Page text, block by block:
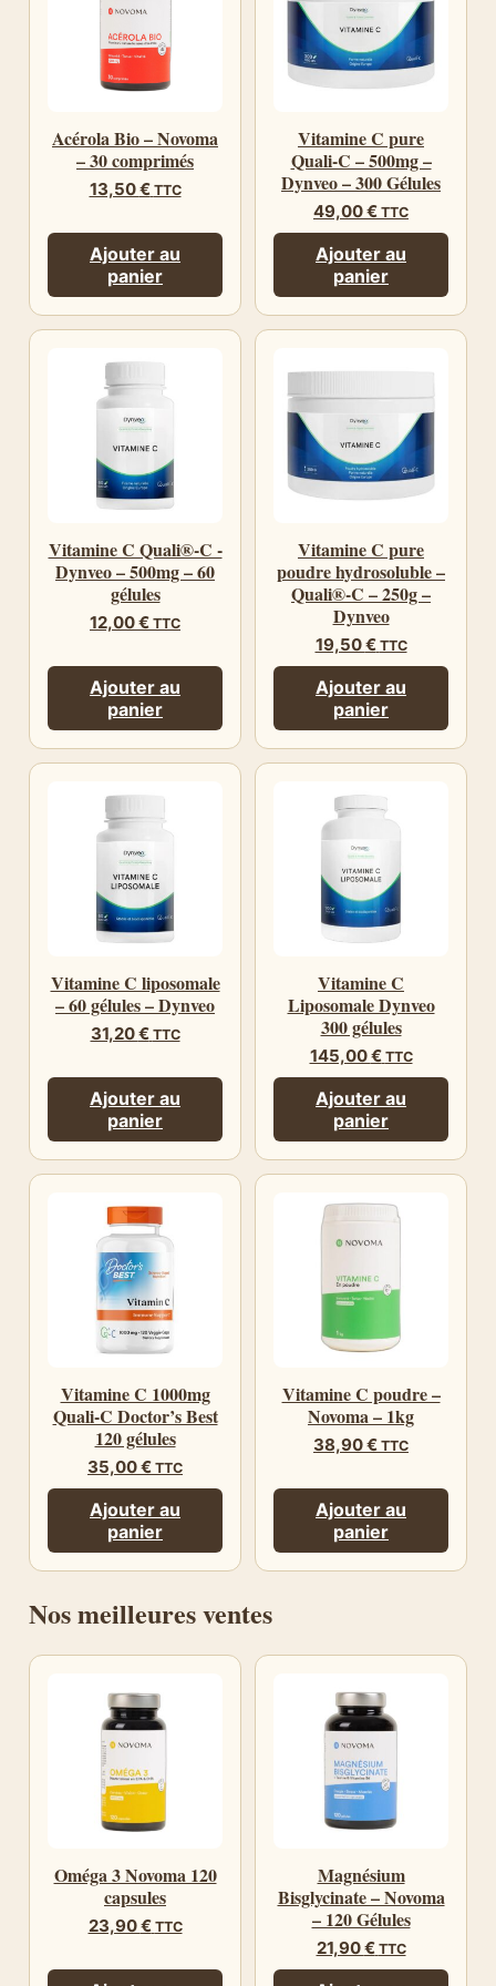
Acérola Bio – Novoma
– 30 comprimés
13,50€ TTC
Ajouter au
panier
Vitamine C pure
Quali-C – 500mg –
Dynveo – 300 Gélules
49,00€ TTC
Ajouter au
panier
Vitamine C Quali®-C -
Dynveo – 500mg – 60
gélules
12,00€ TTC
Ajouter au
panier
Vitamine C pure
poudre hydrosoluble –
Quali®-C – 250g –
Dynveo
19,50€ TTC
Ajouter au
panier
Vitamine C liposomale
– 60 gélules – Dynveo
31,20€ TTC
Ajouter au
panier
Vitamine C
Liposomale Dynveo
300 gélules
145,00€ TTC
Ajouter au
panier
Vitamine C 1000mg
Quali-C Doctor’s Best
120 gélules
35,00€ TTC
Ajouter au
panier
Vitamine C poudre –
Novoma – 1kg
38,90€ TTC
Ajouter au
panier
Nos meilleures ventes
Oméga 3 Novoma 120
capsules
23,90€ TTC
Magnésium
Bisglycinate – Novoma
– 120 Gélules
21,90€ TTC